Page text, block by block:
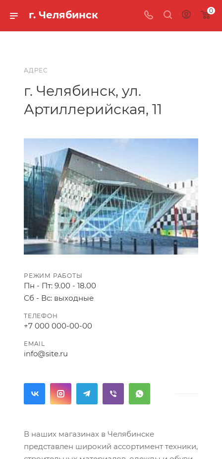
г. Челябинск 0
АДРЕС
г. Челябинск, ул.
Артиллерийская, 11
РЕЖИМ РАБОТЫ
Пн - Пт: 9.00 - 18.00
Сб - Вс: выходные
ТЕЛЕФОН
+7 000 000-00-00
EMAIL
info@site.ru
В наших магазинах в Челябинске
представлен широкий ассортимент техники,